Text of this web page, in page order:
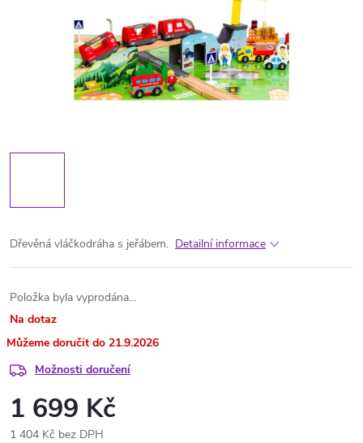
Dřevěná vláčkodráha s jeřábem. Detailní informace
Položka byla vyprodána…
Na dotaz
21.9.2026
Možnosti doručení
1 699 Kč
1 404 Kč bez DPH